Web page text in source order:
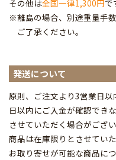
その他は全国一律1,300円で
※離島の場合、別途重量手
ご了承ください。
発送について
原則、ご注文より3営業日
日以内にご入金が確認でき
させていただく場合がござ
商品は在庫限りとさせていた
お取り寄せが可能な商品に